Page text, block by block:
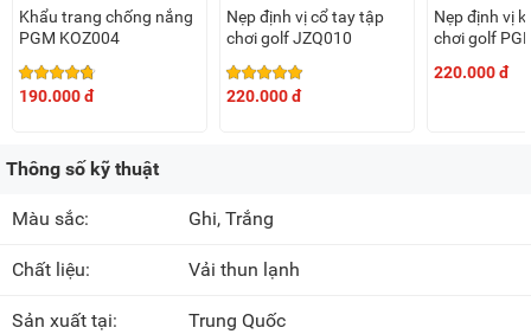
Khẩu trang chống nắng
PGM KOZ004
190.000 đ
Nẹp định vị cổ tay tập
chơi golf JZQ010
220.000 đ
Nẹp định vị
chơi golf
220.000 đ
Thông số kỹ thuật
Màu sắc: Ghi, Trắng
Chất liệu: Vải thun lạnh
Sản xuất tại: Trung Quốc